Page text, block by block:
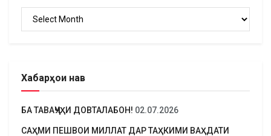
Хабарҳои нав
БА ТАВАҶҶУҲИ ДОВТАЛАБОН! 02.07.2026
САҲМИ ПЕШВОИ МИЛЛАТ ДАР ТАҲКИМИ ВАҲДАТИ